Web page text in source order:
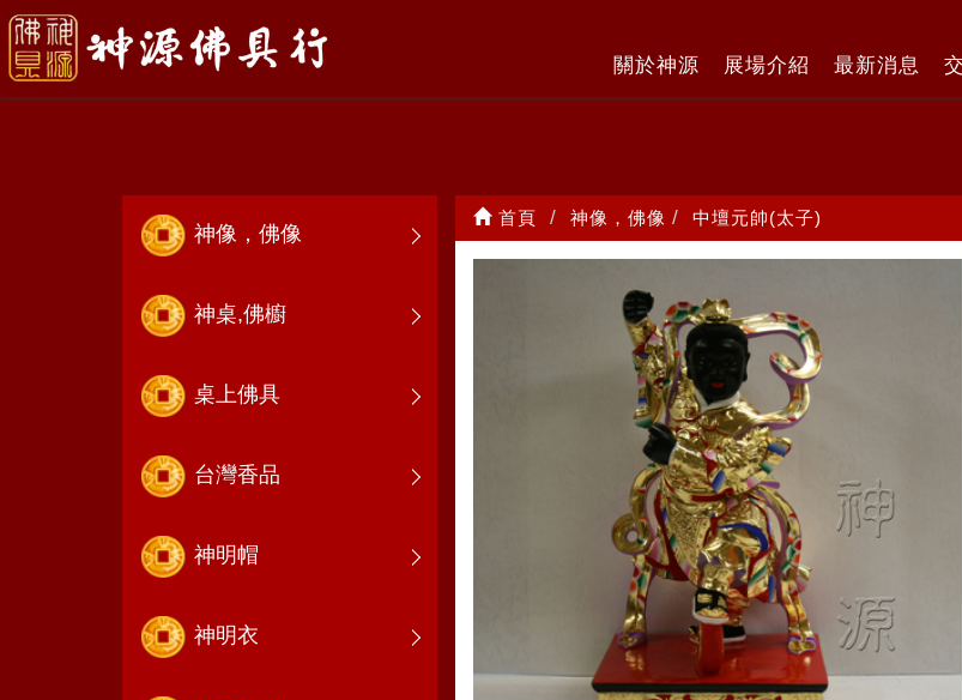
關於神源 展場介紹 最新消息
中壇元帥(太子)
神像，佛像
神桌,佛櫥
桌上佛具
台灣香品
神明帽
神明衣
首頁 神像，佛像 中壇元帥(太子)